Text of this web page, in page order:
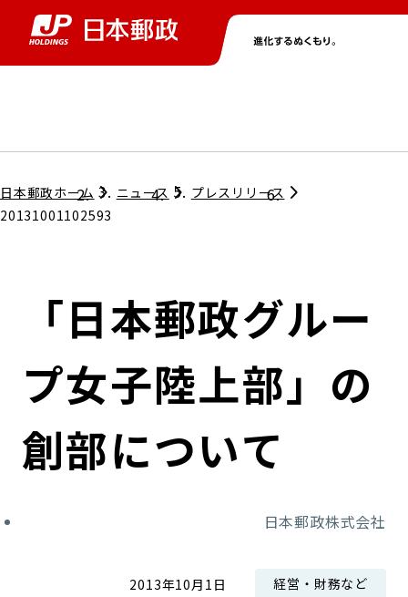
グループ情報トップ
コンプライアンス
ガバナンス
株主・投資家情報トップ
個人投資家のみなさまへ
株式情報
ニューストップ
サステナビリティトップ
担当役員メッセージ
サステナビリティマネジメント
採用情報トップ
日本郵政ホーム ニュース
プレスリリース
20131001102593
「日本郵政グルー
プ女子陸上部」の
創部について
日本郵政株式会社
2013年10月1日 経営・財務など